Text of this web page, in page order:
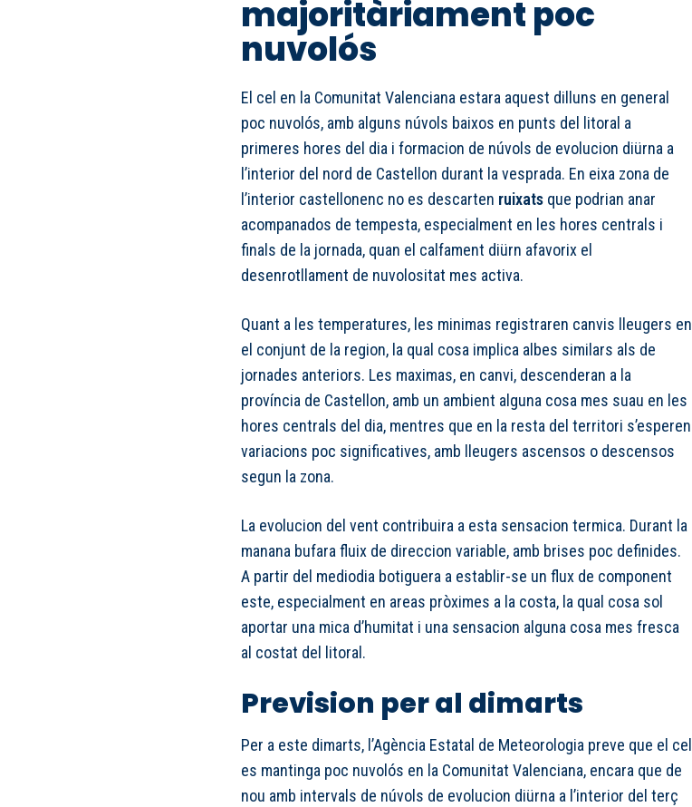
majoritàriament poc
nuvolós
El cel en la Comunitat Valenciana estara aquest dilluns en general
poc nuvolós, amb alguns núvols baixos en punts del litoral a
primeres hores del dia i formacion de núvols de evolucion diürna a
l’interior del nord de Castellon durant la vesprada. En eixa zona de
l’interior castellonenc no es descarten ruixats que podrian anar
acompanados de tempesta, especialment en les hores centrals i
finals de la jornada, quan el calfament diürn afavorix el
desenrotllament de nuvolositat mes activa.
Quant a les temperatures, les minimas registraren canvis lleugers en
el conjunt de la region, la qual cosa implica albes similars als de
jornades anteriors. Les maximas, en canvi, descenderan a la
província de Castellon, amb un ambient alguna cosa mes suau en les
hores centrals del dia, mentres que en la resta del territori s’esperen
variacions poc significatives, amb lleugers ascensos o descensos
segun la zona.
La evolucion del vent contribuira a esta sensacion termica. Durant la
manana bufara fluix de direccion variable, amb brises poc definides.
A partir del mediodia botiguera a establir-se un flux de component
este, especialment en areas pròximes a la costa, la qual cosa sol
aportar una mica d’humitat i una sensacion alguna cosa mes fresca
al costat del litoral.
Prevision per al dimarts
Per a este dimarts, l’Agència Estatal de Meteorologia preve que el cel
es mantinga poc nuvolós en la Comunitat Valenciana, encara que de
nou amb intervals de núvols de evolucion diürna a l’interior del terç